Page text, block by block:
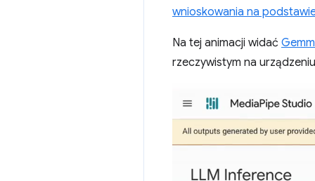
wnioskowania na
Na tej animacji widać
rzeczywistym na